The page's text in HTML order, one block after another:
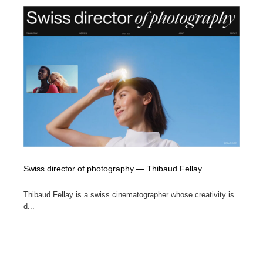
Swiss director of photography — Thibaud Fellay
Thibaud Fellay is a swiss cinematographer whose creativity is
d...